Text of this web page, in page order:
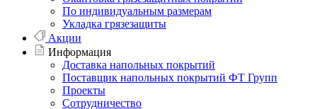
По индивидуальным размерам
Укладка грязезащиты
Акции
Информация
Доставка напольных покрытий
Поставщик напольных покрытий ФТ Групп
Проекты
Сотрудничество